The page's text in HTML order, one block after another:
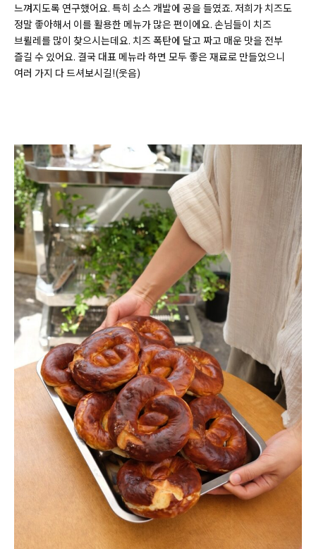
느껴지도록 연구했어요. 특히 소스 개발에 공을 들였죠. 저희가 치즈도
정말 좋아해서 이를 활용한 메뉴가 많은 편이에요. 손님들이 치즈
브륄레를 많이 찾으시는데요. 치즈 폭탄에 달고 짜고 매운 맛을 전부
즐길 수 있어요. 결국 대표 메뉴라 하면 모두 좋은 재료로 만들었으니
여러 가지 다 드셔보시길!(웃음)